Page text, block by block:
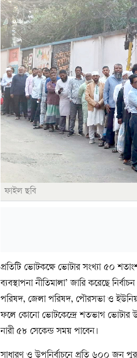
ফাইল ছবি
প্রতিটি ভোটকক্ষে ভোটার সংখ্যা ৫০ শতাংশ
ব্যবস্থাপনা নীতিমালা’ জারি করেছে
পরিষদ, জেলা পরিষদ, পৌরসভা ও ইউনিয়ন
ফলে কোনো ভোটকেন্দ্রে শতভাগ ভোটার
নারী ৫৮ সেকেন্ড সময় পাবেন।
সাধারণ ও উপনির্বাচনে প্রতি ৬০০ জন